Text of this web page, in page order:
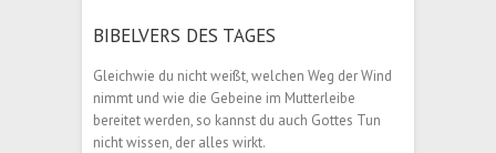
BIBELVERS DES TAGES
Gleichwie du nicht weißt, welchen Weg der Wind
nimmt und wie die Gebeine im Mutterleibe
bereitet werden, so kannst du auch Gottes Tun
nicht wissen, der alles wirkt.